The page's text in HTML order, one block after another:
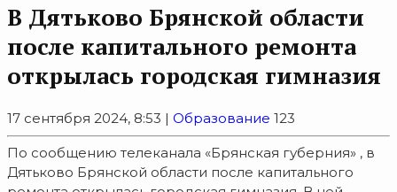
В Дятьково Брянской области
после капитального ремонта
открылась городская гимназия
17 сентября 2024, 8:53 | Образование 123
По сообщению телеканала «Брянская губерния» , в
Дятьково Брянской области после капитального